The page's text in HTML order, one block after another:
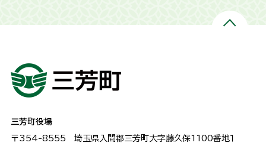
三芳町役場
〒354-8555 埼玉県入間郡三芳町大字藤久保1100番地１